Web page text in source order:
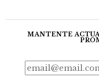
MANTENTE